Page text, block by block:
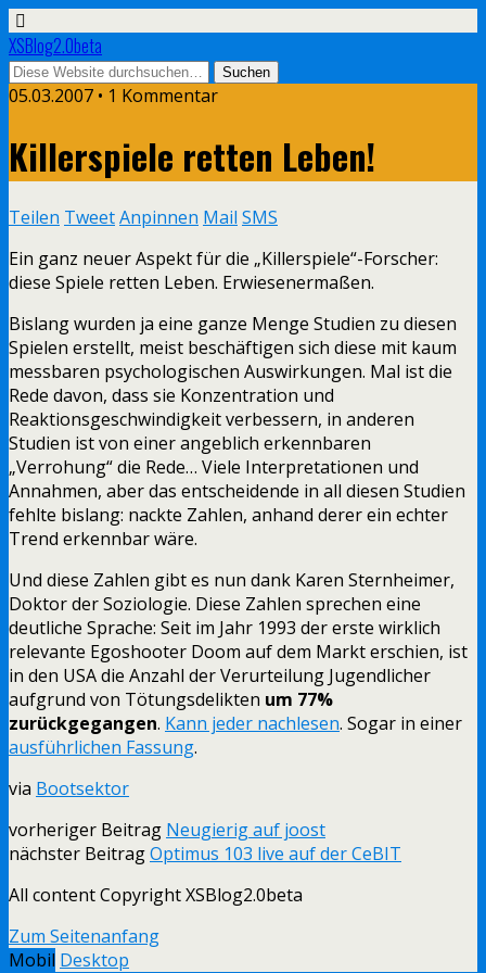
XSBlog2.0beta
05.03.2007 • 1 Kommentar
Killerspiele retten Leben!
Teilen TweetAnpinnen Mail SMS
Ein ganz neuer Aspekt für die „Killerspiele“-Forscher:
diese Spiele retten Leben. Erwiesenermaßen.
Bislang wurden ja eine ganze Menge Studien zu diesen
Spielen erstellt, meist beschäftigen sich diese mit kaum
messbaren psychologischen Auswirkungen. Mal ist die
Rede davon, dass sie Konzentration und
Reaktionsgeschwindigkeit verbessern, in anderen
Studien ist von einer angeblich erkennbaren
„Verrohung“ die Rede… Viele Interpretationen und
Annahmen, aber das entscheidende in all diesen Studien
fehlte bislang: nackte Zahlen, anhand derer ein echter
Trend erkennbar wäre.
Und diese Zahlen gibt es nun dank Karen Sternheimer,
Doktor der Soziologie. Diese Zahlen sprechen eine
deutliche Sprache: Seit im Jahr 1993 der erste wirklich
relevante Egoshooter Doom auf dem Markt erschien, ist
in den USA die Anzahl der Verurteilung Jugendlicher
aufgrund von Tötungsdelikten um 77%
zurückgegangen. Kann jeder nachlesen. Sogar in einer
ausführlichen Fassung.
via Bootsektor
vorheriger Beitrag Neugierig auf joost
nächster BeitragOptimus 103 live auf der CeBIT
All content Copyright XSBlog2.0beta
Zum Seitenanfang
Mobil Desktop